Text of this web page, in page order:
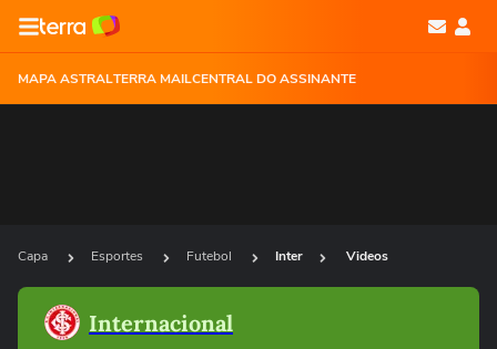
MAPA ASTRALTERRA MAILCENTRAL DO ASSINANTE
Capa Esportes Futebol Inter Videos
Internacional